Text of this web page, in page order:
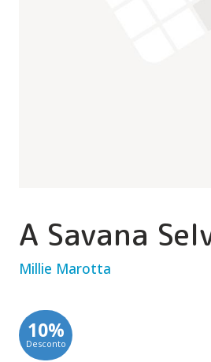
A Savana
Millie Marotta
10%
Desconto